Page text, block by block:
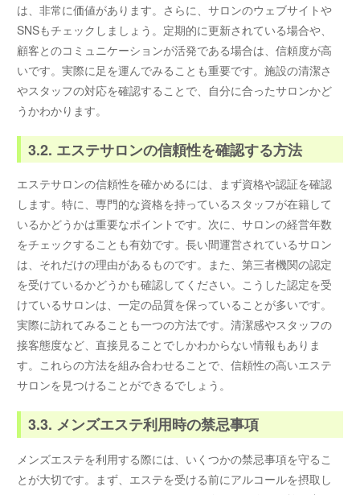
は、非常に価値があります。さらに、サロンのウェブサイトや
SNSもチェックしましょう。定期的に更新されている場合や、
顧客とのコミュニケーションが活発である場合は、信頼度が高
いです。実際に足を運んでみることも重要です。施設の清潔さ
やスタッフの対応を確認することで、自分に合ったサロンかど
うかわかります。
3.2. エステサロンの信頼性を確認する方法
エステサロンの信頼性を確かめるには、まず資格や認証を確認
します。特に、専門的な資格を持っているスタッフが在籍して
いるかどうかは重要なポイントです。次に、サロンの経営年数
をチェックすることも有効です。長い間運営されているサロン
は、それだけの理由があるものです。また、第三者機関の認定
を受けているかどうかも確認してください。こうした認定を受
けているサロンは、一定の品質を保っていることが多いです。
実際に訪れてみることも一つの方法です。清潔感やスタッフの
接客態度など、直接見ることでしかわからない情報もありま
す。これらの方法を組み合わせることで、信頼性の高いエステ
サロンを見つけることができるでしょう。
3.3. メンズエステ利用時の禁忌事項
メンズエステを利用する際には、いくつかの禁忌事項を守るこ
とが大切です。まず、エステを受ける前にアルコールを摂取し